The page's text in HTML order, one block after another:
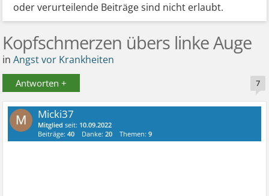
oder verurteilende Beiträge sind nicht erlaubt.
Kopfschmerzen übers linke Auge
inAngst vor Krankheiten
Antworten + 7
M Micki37
Mitglied seit: 10.09.2022
Beiträge:40 Danke:20 Themen:9